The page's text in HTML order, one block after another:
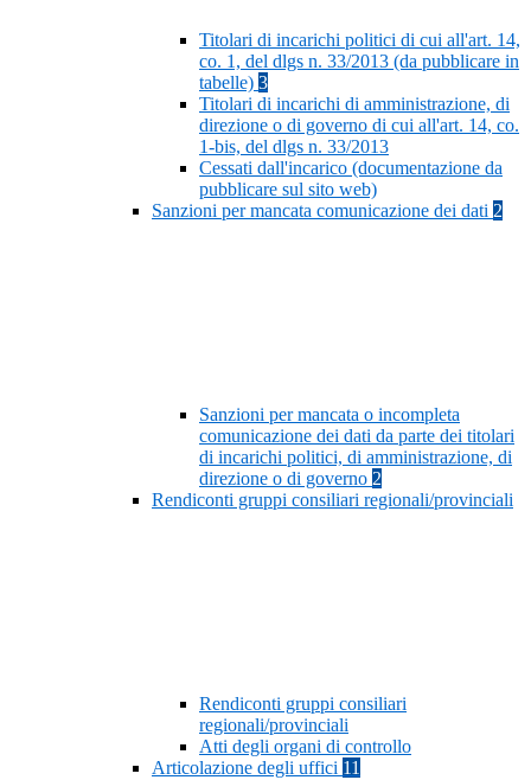
Titolari di incarichi politici di cui all'art. 14,
co. 1, del dlgs n. 33/2013 (da pubblicare in
tabelle) 3
Titolari di incarichi di amministrazione, di
direzione o di governo di cui all'art. 14, co.
1-bis, del dlgs n. 33/2013
Cessati dall'incarico (documentazione da
pubblicare sul sito web)
Sanzioni per mancata comunicazione dei dati 2
Sanzioni per mancata o incompleta
comunicazione dei dati da parte dei titolari
di incarichi politici, di amministrazione, di
direzione o di governo 2
Rendiconti gruppi consiliari regionali/provinciali
Rendiconti gruppi consiliari
regionali/provinciali
Atti degli organi di controllo
Articolazione degli uffici 11